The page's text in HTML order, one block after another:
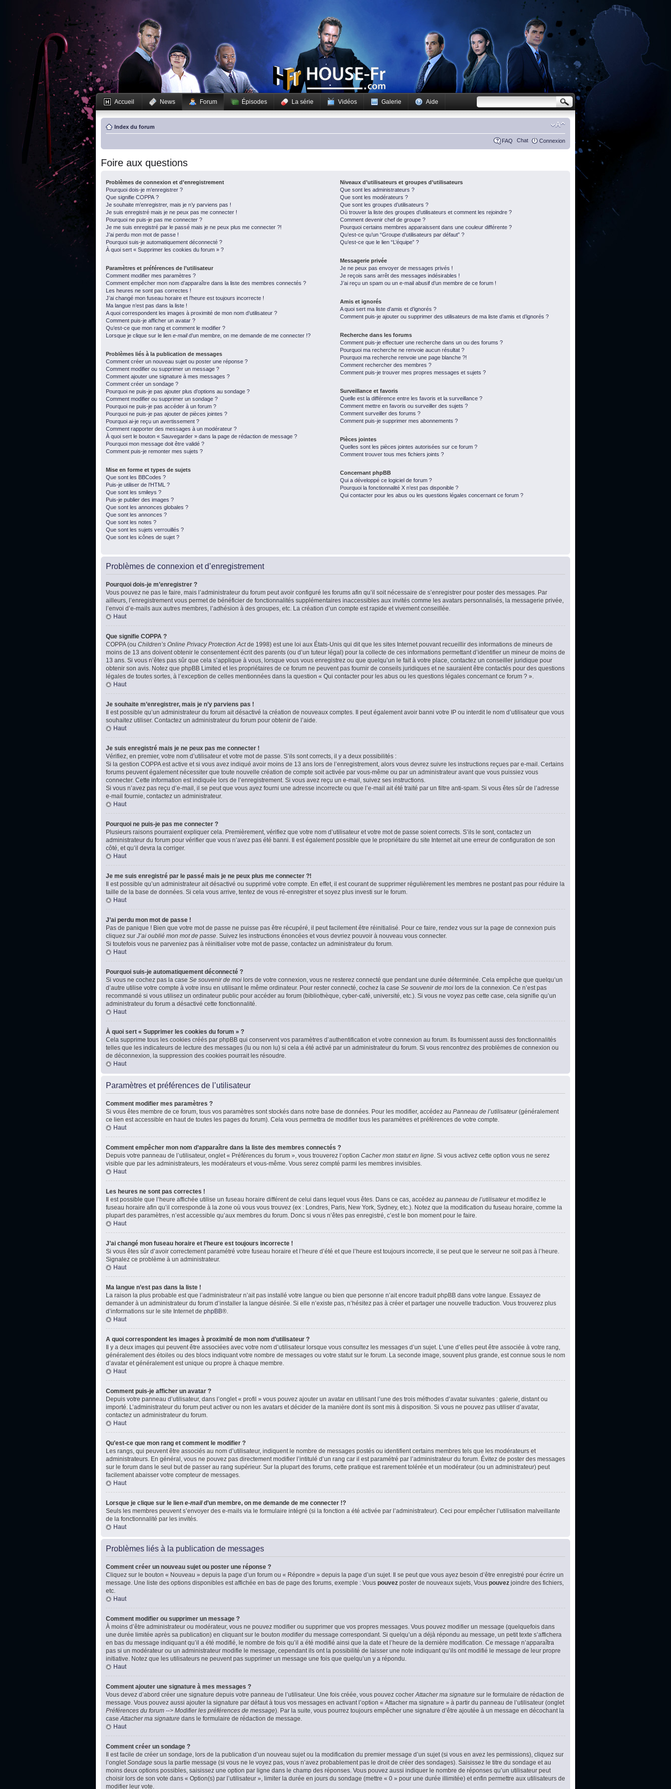
Accueil News Forum Épisodes La série Vidéos Galerie Aide
Index du forum
FAQ Chat Connexion
Foire aux questions
Problèmes de connexion et d’enregistrement
Pourquoi dois-je m’enregistrer ?
Que signifie COPPA ?
Je souhaite m’enregistrer, mais je n’y parviens pas !
Je suis enregistré mais je ne peux pas me connecter !
Pourquoi ne puis-je pas me connecter ?
Je me suis enregistré par le passé mais je ne peux plus me connecter ?!
J’ai perdu mon mot de passe !
Pourquoi suis-je automatiquement déconnecté ?
À quoi sert « Supprimer les cookies du forum » ?
Paramètres et préférences de l’utilisateur
Comment modifier mes paramètres ?
Comment empêcher mon nom d’apparaître dans la liste des membres connectés ?
Les heures ne sont pas correctes !
J’ai changé mon fuseau horaire et l’heure est toujours incorrecte !
Ma langue n’est pas dans la liste !
A quoi correspondent les images à proximité de mon nom d’utilisateur ?
Comment puis-je afficher un avatar ?
Qu’est-ce que mon rang et comment le modifier ?
Lorsque je clique sur le lien e-maild’un membre, on me demande de me connecter !?
Problèmes liés à la publication de messages
Comment créer un nouveau sujet ou poster une réponse ?
Comment modifier ou supprimer un message ?
Comment ajouter une signature à mes messages ?
Comment créer un sondage ?
Pourquoi ne puis-je pas ajouter plus d’options au sondage ?
Comment modifier ou supprimer un sondage ?
Pourquoi ne puis-je pas accéder à un forum ?
Pourquoi ne puis-je pas ajouter de pièces jointes ?
Pourquoi ai-je reçu un avertissement ?
Comment rapporter des messages à un modérateur ?
À quoi sert le bouton « Sauvegarder » dans la page de rédaction de message ?
Pourquoi mon message doit être validé ?
Comment puis-je remonter mes sujets ?
Mise en forme et types de sujets
Que sont les BBCodes ?
Puis-je utiliser de l’HTML ?
Que sont les smileys ?
Puis-je publier des images ?
Que sont les annonces globales ?
Que sont les annonces ?
Que sont les notes ?
Que sont les sujets verrouillés ?
Que sont les icônes de sujet ?
Niveaux d’utilisateurs et groupes d’utilisateurs
Que sont les administrateurs ?
Que sont les modérateurs ?
Que sont les groupes d’utilisateurs ?
Où trouver la liste des groupes d’utilisateurs et comment les rejoindre ?
Comment devenir chef de groupe ?
Pourquoi certains membres apparaissent dans une couleur différente ?
Qu’est-ce qu’un “Groupe d’utilisateurs par défaut” ?
Qu’est-ce que le lien “L’équipe” ?
Messagerie privée
Je ne peux pas envoyer de messages privés !
Je reçois sans arrêt des messages indésirables !
J’ai reçu un spam ou un e-mail abusif d’un membre de ce forum !
Amis et ignorés
A quoi sert ma liste d’amis et d’ignorés ?
Comment puis-je ajouter ou supprimer des utilisateurs de ma liste d’amis et d’ignorés ?
Recherche dans les forums
Comment puis-je effectuer une recherche dans un ou des forums ?
Pourquoi ma recherche ne renvoie aucun résultat ?
Pourquoi ma recherche renvoie une page blanche ?!
Comment rechercher des membres ?
Comment puis-je trouver mes propres messages et sujets ?
Surveillance et favoris
Quelle est la différence entre les favoris et la surveillance ?
Comment mettre en favoris ou surveiller des sujets ?
Comment surveiller des forums ?
Comment puis-je supprimer mes abonnements ?
Pièces jointes
Quelles sont les pièces jointes autorisées sur ce forum ?
Comment trouver tous mes fichiers joints ?
Concernant phpBB
Qui a développé ce logiciel de forum ?
Pourquoi la fonctionnalité X n’est pas disponible ?
Qui contacter pour les abus ou les questions légales concernant ce forum ?
Problèmes de connexion et d’enregistrement
Pourquoi dois-je m’enregistrer ?
Vous pouvez ne pas le faire, mais l’administrateur du forum peut avoir configuré les forums afin qu’il soit nécessaire de s’enregistrer pour poster des messages. Par
ailleurs, l’enregistrement vous permet de bénéficier de fonctionnalités supplémentaires inaccessibles aux invités comme les avatars personnalisés, la messagerie privée,
l’envoi d’e-mails aux autres membres, l’adhésion à des groupes, etc. La création d’un compte est rapide et vivement conseillée.
Haut
Que signifie COPPA ?
COPPA (ou Children’s Online Privacy Protection Actde 1998) est une loi aux États-Unis qui dit que les sites Internet pouvant recueillir des informations de mineurs de
moins de 13 ans doivent obtenir le consentement écrit des parents (ou d’un tuteur légal) pour la collecte de ces informations permettant d’identifier un mineur de moins de
13 ans. Si vous n’êtes pas sûr que cela s’applique à vous, lorsque vous vous enregistrez ou que quelqu’un le fait à votre place, contactez un conseiller juridique pour
obtenir son avis. Notez que phpBB Limited et les propriétaires de ce forum ne peuvent pas fournir de conseils juridiques et ne sauraient être contactés pour des questions
légales de toutes sortes, à l’exception de celles mentionnées dans la question « Qui contacter pour les abus ou les questions légales concernant ce forum ? ».
Haut
Je souhaite m’enregistrer, mais je n’y parviens pas !
Il est possible qu’un administrateur du forum ait désactivé la création de nouveaux comptes. Il peut également avoir banni votre IP ou interdit le nom d’utilisateur que vous
souhaitez utiliser. Contactez un administrateur du forum pour obtenir de l’aide.
Haut
Je suis enregistré mais je ne peux pas me connecter !
Vérifiez, en premier, votre nom d’utilisateur et votre mot de passe. S’ils sont corrects, il y a deux possibilités :
Si la gestion COPPA est active et si vous avez indiqué avoir moins de 13 ans lors de l’enregistrement, alors vous devrez suivre les instructions reçues par e-mail. Certains
forums peuvent également nécessiter que toute nouvelle création de compte soit activée par vous-même ou par un administrateur avant que vous puissiez vous
connecter. Cette information est indiquée lors de l’enregistrement. Si vous avez reçu un e-mail, suivez ses instructions.
Si vous n’avez pas reçu d’e-mail, il se peut que vous ayez fourni une adresse incorrecte ou que l’e-mail ait été traité par un filtre anti-spam. Si vous êtes sûr de l’adresse
e-mail fournie, contactez un administrateur.
Haut
Pourquoi ne puis-je pas me connecter ?
Plusieurs raisons pourraient expliquer cela. Premièrement, vérifiez que votre nom d’utilisateur et votre mot de passe soient corrects. S’ils le sont, contactez un
administrateur du forum pour vérifier que vous n’avez pas été banni. Il est également possible que le propriétaire du site Internet ait une erreur de configuration de son
côté, et qu’il devra la corriger.
Haut
Je me suis enregistré par le passé mais je ne peux plus me connecter ?!
Il est possible qu’un administrateur ait désactivé ou supprimé votre compte. En effet, il est courant de supprimer régulièrement les membres ne postant pas pour réduire la
taille de la base de données. Si cela vous arrive, tentez de vous ré-enregistrer et soyez plus investi sur le forum.
Haut
J’ai perdu mon mot de passe !
Pas de panique ! Bien que votre mot de passe ne puisse pas être récupéré, il peut facilement être réinitialisé. Pour ce faire, rendez vous sur la page de connexion puis
cliquez sur J’ai oublié mon mot de passe. Suivez les instructions énoncées et vous devriez pouvoir à nouveau vous connecter.
Si toutefois vous ne parveniez pas à réinitialiser votre mot de passe, contactez un administrateur du forum.
Haut
Pourquoi suis-je automatiquement déconnecté ?
Si vous ne cochez pas la case Se souvenir de moi lors de votre connexion, vous ne resterez connecté que pendant une durée déterminée. Cela empêche que quelqu’un
d’autre utilise votre compte à votre insu en utilisant le même ordinateur. Pour rester connecté, cochez la case Se souvenir de moi lors de la connexion. Ce n’est pas
recommandé si vous utilisez un ordinateur public pour accéder au forum (bibliothèque, cyber-café, université, etc.). Si vous ne voyez pas cette case, cela signifie qu’un
administrateur du forum a désactivé cette fonctionnalité.
Haut
À quoi sert « Supprimer les cookies du forum » ?
Cela supprime tous les cookies créés par phpBB qui conservent vos paramètres d’authentification et votre connexion au forum. Ils fournissent aussi des fonctionnalités
telles que les indicateurs de lecture des messages (lu ou non lu) si cela a été activé par un administrateur du forum. Si vous rencontrez des problèmes de connexion ou
de déconnexion, la suppression des cookies pourrait les résoudre.
Haut
Paramètres et préférences de l’utilisateur
Comment modifier mes paramètres ?
Si vous êtes membre de ce forum, tous vos paramètres sont stockés dans notre base de données. Pour les modifier, accédez au Panneau de l’utilisateur(généralement
ce lien est accessible en haut de toutes les pages du forum). Cela vous permettra de modifier tous les paramètres et préférences de votre compte.
Haut
Comment empêcher mon nom d’apparaître dans la liste des membres connectés ?
Depuis votre panneau de l’utilisateur, onglet « Préférences du forum », vous trouverez l’option Cacher mon statut en ligne. Si vous activez cette option vous ne serez
visible que par les administrateurs, les modérateurs et vous-même. Vous serez compté parmi les membres invisibles.
Haut
Les heures ne sont pas correctes !
Il est possible que l’heure affichée utilise un fuseau horaire différent de celui dans lequel vous êtes. Dans ce cas, accédez au panneau de l’utilisateuret modifiez le
fuseau horaire afin qu’il corresponde à la zone où vous vous trouvez (ex : Londres, Paris, New York, Sydney, etc.). Notez que la modification du fuseau horaire, comme la
plupart des paramètres, n’est accessible qu’aux membres du forum. Donc si vous n’êtes pas enregistré, c’est le bon moment pour le faire.
Haut
J’ai changé mon fuseau horaire et l’heure est toujours incorrecte !
Si vous êtes sûr d’avoir correctement paramétré votre fuseau horaire et l’heure d’été et que l’heure est toujours incorrecte, il se peut que le serveur ne soit pas à l’heure.
Signalez ce problème à un administrateur.
Haut
Ma langue n’est pas dans la liste !
La raison la plus probable est que l’administrateur n’ait pas installé votre langue ou bien que personne n’ait encore traduit phpBB dans votre langue. Essayez de
demander à un administrateur du forum d’installer la langue désirée. Si elle n’existe pas, n’hésitez pas à créer et partager une nouvelle traduction. Vous trouverez plus
d’informations sur le site Internet de phpBB®.
Haut
A quoi correspondent les images à proximité de mon nom d’utilisateur ?
Il y a deux images qui peuvent être associées avec votre nom d’utilisateur lorsque vous consultez les messages d’un sujet. L’une d’elles peut être associée à votre rang,
généralement des étoiles ou des blocs indiquant votre nombre de messages ou votre statut sur le forum. La seconde image, souvent plus grande, est connue sous le nom
d’avatar et généralement est unique ou propre à chaque membre.
Haut
Comment puis-je afficher un avatar ?
Depuis votre panneau d’utilisateur, dans l’onglet « profil » vous pouvez ajouter un avatar en utilisant l’une des trois méthodes d’avatar suivantes : galerie, distant ou
importé. L’administrateur du forum peut activer ou non les avatars et décider de la manière dont ils sont mis à disposition. Si vous ne pouvez pas utiliser d’avatar,
contactez un administrateur du forum.
Haut
Qu’est-ce que mon rang et comment le modifier ?
Les rangs, qui peuvent être associés au nom d’utilisateur, indiquent le nombre de messages postés ou identifient certains membres tels que les modérateurs et
administrateurs. En général, vous ne pouvez pas directement modifier l’intitulé d’un rang car il est paramétré par l’administrateur du forum. Évitez de poster des messages
sur le forum dans le seul but de passer au rang supérieur. Sur la plupart des forums, cette pratique est rarement tolérée et un modérateur (ou un administrateur) peut
facilement abaisser votre compteur de messages.
Haut
Lorsque je clique sur le lien e-maild’un membre, on me demande de me connecter !?
Seuls les membres peuvent s’envoyer des e-mails via le formulaire intégré (si la fonction a été activée par l’administrateur). Ceci pour empêcher l’utilisation malveillante
de la fonctionnalité par les invités.
Haut
Problèmes liés à la publication de messages
Comment créer un nouveau sujet ou poster une réponse ?
Cliquez sur le bouton « Nouveau » depuis la page d’un forum ou « Répondre » depuis la page d’un sujet. Il se peut que vous ayez besoin d’être enregistré pour écrire un
message. Une liste des options disponibles est affichée en bas de page des forums, exemple : Vous pouvez poster de nouveaux sujets, Vous pouvez joindre des fichiers,
etc.
Haut
Comment modifier ou supprimer un message ?
À moins d’être administrateur ou modérateur, vous ne pouvez modifier ou supprimer que vos propres messages. Vous pouvez modifier un message (quelquefois dans
une durée limitée après sa publication) en cliquant sur le bouton modifierdu message correspondant. Si quelqu’un a déjà répondu au message, un petit texte s’affichera
en bas du message indiquant qu’il a été modifié, le nombre de fois qu’il a été modifié ainsi que la date et l’heure de la dernière modification. Ce message n’apparaîtra
pas si un modérateur ou un administrateur modifie le message, cependant ils ont la possibilité de laisser une note indiquant qu’ils ont modifié le message de leur propre
initiative. Notez que les utilisateurs ne peuvent pas supprimer un message une fois que quelqu’un y a répondu.
Haut
Comment ajouter une signature à mes messages ?
Vous devez d’abord créer une signature depuis votre panneau de l’utilisateur. Une fois créée, vous pouvez cocherAttacher ma signature sur le formulaire de rédaction de
message. Vous pouvez aussi ajouter la signature par défaut à tous vos messages en activant l’option « Attacher ma signature » à partir du panneau de l’utilisateur (onglet
Préférences du forum --> Modifier les préférences de message). Par la suite, vous pourrez toujours empêcher une signature d’être ajoutée à un message en décochant la
caseAttacher ma signature dans le formulaire de rédaction de message.
Haut
Comment créer un sondage ?
Il est facile de créer un sondage, lors de la publication d’un nouveau sujet ou la modification du premier message d’un sujet (si vous en avez les permissions), cliquez sur
l’ongletSondage sous la partie message (si vous ne le voyez pas, vous n’avez probablement pas le droit de créer des sondages). Saisissez le titre du sondage et au
moins deux options possibles, saisissez une option par ligne dans le champ des réponses. Vous pouvez aussi indiquer le nombre de réponses qu’un utilisateur peut
choisir lors de son vote dans « Option(s) par l’utilisateur », limiter la durée en jours du sondage (mettre « 0 » pour une durée illimitée) et enfin permettre aux utilisateurs de
modifier leur vote.